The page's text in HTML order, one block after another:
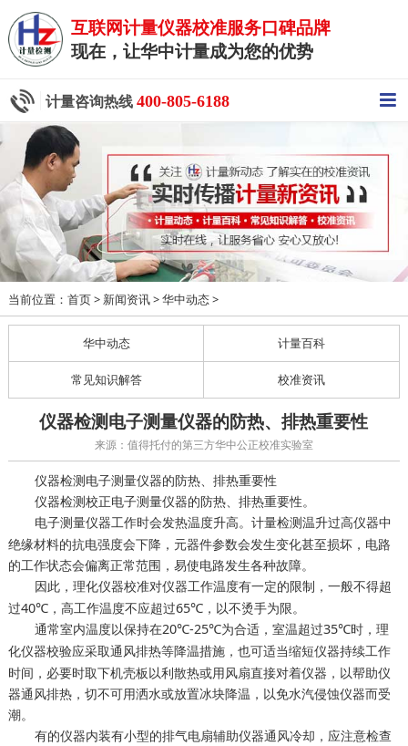
互联网计量仪器校准服务口碑品牌
现在，让华中计量成为您的优势
计量咨询热线 400-805-6188
当前位置： 首页> 新闻资讯> 华中动态>
华中动态 计量百科
常见知识解答 校准资讯
仪器检测电子测量仪器的防热、排热重要性
来源：值得托付的第三方华中公正校准实验室
仪器检测电子测量仪器的防热、排热重要性
仪器检测校正电子测量仪器的防热、排热重要性。
电子测量仪器工作时会发热温度升高。 计量检测温升过高仪器中
绝缘材料的抗电强度会下降，元器件参数会发生变化甚至损坏，电路
的工作状态会偏离正常范围，易使电路发生各种故障。
因此， 理化仪器校准对仪器工作温度有一定的限制，一般不得超
过40℃，高工作温度不应超过65℃，以不烫手为限。
通常室内温度以保持在20℃-25℃为合适，室温超过35℃时， 理
化仪器校验应采取通风排热等降温措施，也可适当缩短仪器持续工作
时间，必要时取下机壳板以利散热或用风扇直接对着仪器，以帮助仪
器通风排热，切不可用洒水或放置冰块降温，以免水汽侵蚀仪器而受
潮。
有的仪器内装有小型的排气电扇辅助仪器通风冷却，应注意检查